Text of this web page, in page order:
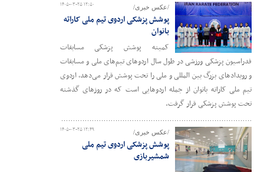
۱۴۰۵-۰۳-۲۵ ۱۲:۵۰ /عکس خبری/
پوشش پزشکی اردوی تیم ملی کاراته
بانوان
کمیته پوشش پزشکی مسابقات
فدراسیون پزشکی ورزشی در طول سال اردوهای تیم‌های ملی و مسابقات
و رویدادهای بزرگ بین المللی و ملی را تحت پوشش قرار می‌دهد، اردوی
تیم ملی کاراته بانوان از جمله اردوهایی است که در روزهای گذشته
تحت پوشش پزشکی قرار گرفت.
۱۴۰۵-۰۳-۲۵ ۱۲:۴۹ /عکس خبری/
پوشش پزشکی اردوی تیم‌ ملی
شمشیربازی